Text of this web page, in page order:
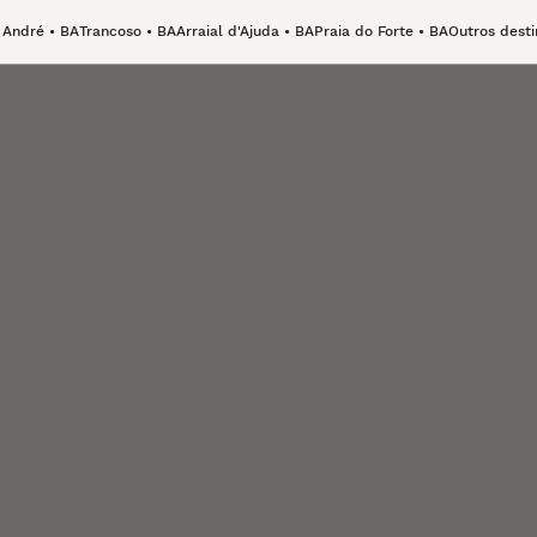
• BATrancoso • BAArraial d'Ajuda • BAPraia do Forte • BAOutros